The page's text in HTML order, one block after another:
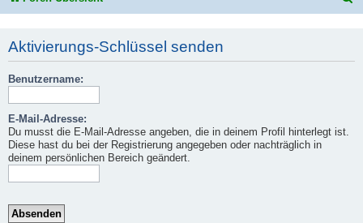
Aktivierungs-Schlüssel senden
Benutzername:
E-Mail-Adresse:
Du musst die E-Mail-Adresse angeben, die in deinem Profil hinterlegt ist.
Diese hast du bei der Registrierung angegeben oder nachträglich in
deinem persönlichen Bereich geändert.